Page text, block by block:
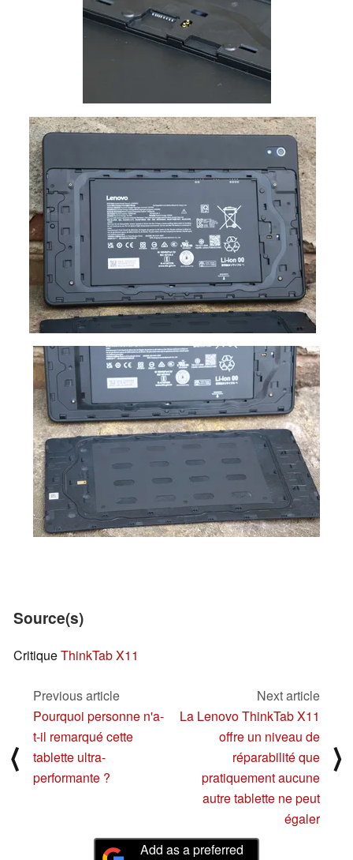
Source(s)
CritiqueThinkTab X11
⟨
Previous article
Pourquoi personne n'a-
t-il remarqué cette
tablette ultra-
performante ?
Next article
La Lenovo ThinkTab X11
offre un niveau de
réparabilité que
pratiquement aucune
autre tablette ne peut
égaler
⟩
Add as a preferred